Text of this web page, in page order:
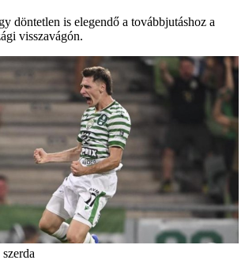
döntetlen is elegendő a továbbjutáshoz a
visszavágón.